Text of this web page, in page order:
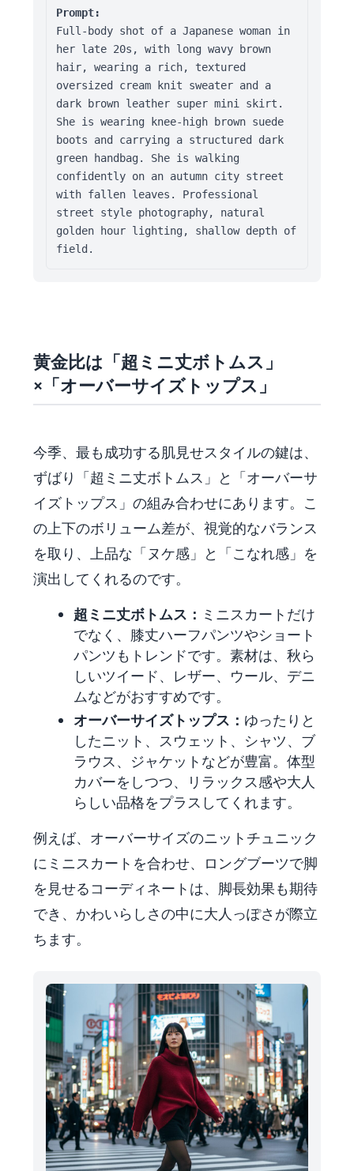
Prompt:
Full-body shot of a Japanese woman in
her late 20s, with long wavy brown
hair, wearing a rich, textured
oversized cream knit sweater and a
dark brown leather super mini skirt.
She is wearing knee-high brown suede
boots and carrying a structured dark
green handbag. She is walking
confidently on an autumn city street
with fallen leaves. Professional
street style photography, natural
golden hour lighting, shallow depth of
field.
黄金比は「超ミニ丈ボトムス」
×「オーバーサイズトップス」
今季、最も成功する肌見せスタイルの鍵は、
ずばり「超ミニ丈ボトムス」と「オーバーサ
イズトップス」の組み合わせにあります。こ
の上下のボリューム差が、視覚的なバランス
を取り、上品な「ヌケ感」と「こなれ感」を
演出してくれるのです。
超ミニ丈ボトムス： ミニスカートだけ
でなく、膝丈ハーフパンツやショート
パンツもトレンドです。素材は、秋ら
しいツイード、レザー、ウール、デニ
ムなどがおすすめです。
オーバーサイズトップス： ゆったりと
したニット、スウェット、シャツ、ブ
ラウス、ジャケットなどが豊富。体型
カバーをしつつ、リラックス感や大人
らしい品格をプラスしてくれます。
例えば、オーバーサイズのニットチュニック
にミニスカートを合わせ、ロングブーツで脚
を見せるコーディネートは、脚長効果も期待
でき、かわいらしさの中に大人っぽさが際立
ちます。